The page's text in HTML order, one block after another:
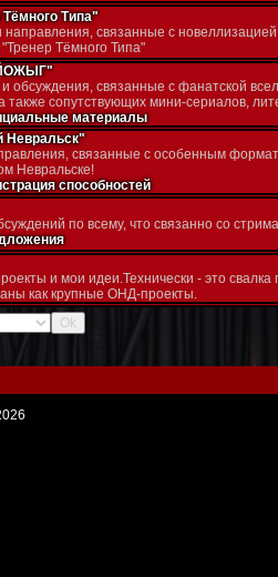
Типа"
направления, связанные с
Тёмного Типа"
и обсуждения, связанные с фанатской
сопутствующих мини-сериалов,
материалы
Невральск"
связанные с особенным
Невральске!
способностей
по всему, что связанно со
и мои идеи.Технически - это
как крупные ОНД-проекты.